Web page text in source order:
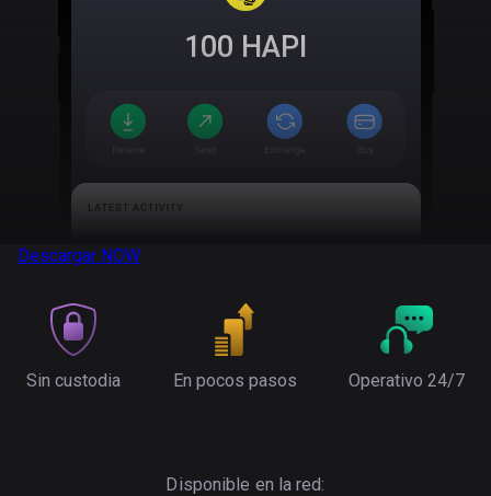
100 HAPI
Descargar NOW
Sin custodia En pocos pasos Operativo 24/7
Disponible en la red: